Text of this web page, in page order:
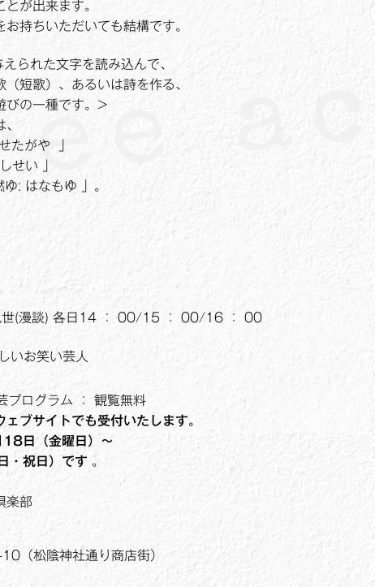
が出来ます。
お持ちいただいても結構です。
られた文字を読み込んで、
短歌）、あるいは詩を作る、
びの一種です。>
たがや 」
せい 」
: はなもゆ 」。
世(漫談) 各日14 ： 00/15 ： 00/16 ： 00
いお笑い芸人
プログラム ： 観覧無料
ブサイトでも受付いたします。
日（金曜日）～
祝日）です 。
楽部
（松陰神社通り商店街）